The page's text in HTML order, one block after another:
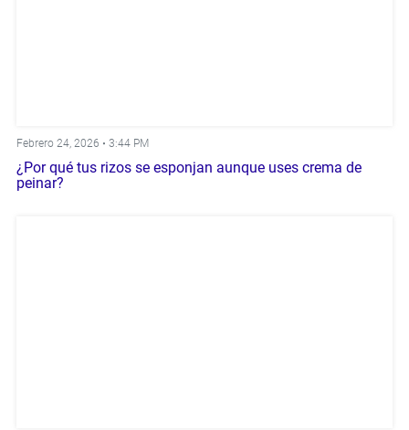
Febrero 24, 2026 • 3:44 PM
¿Por qué tus rizos se esponjan aunque uses crema de
peinar?